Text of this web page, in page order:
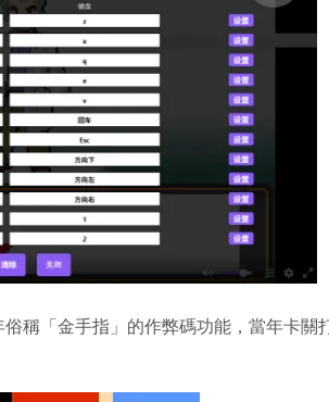
稱「金手指」的作弊碼功能，當年卡關